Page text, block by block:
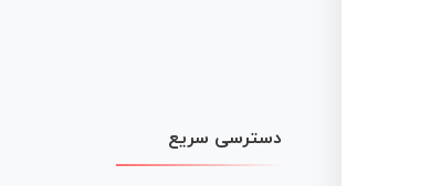
دسترسی سریع